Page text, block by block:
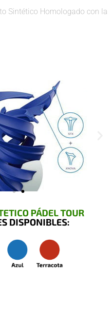
Sintético Homologado con la
PÁDEL TOUR
DISPONIBLES: